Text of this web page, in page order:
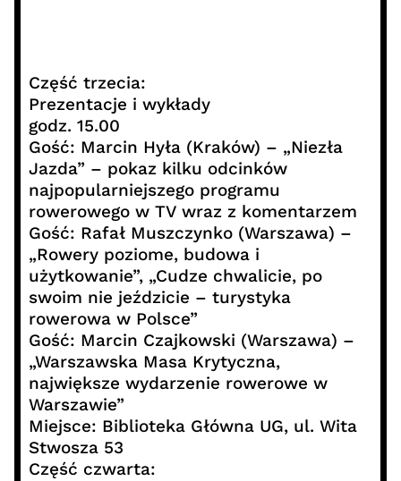
Część trzecia:
Prezentacje i wykłady
godz. 15.00
Gość: Marcin Hyła (Kraków) – „Niezła
Jazda” – pokaz kilku odcinków
najpopularniejszego programu
rowerowego w TV wraz z komentarzem
Gość: Rafał Muszczynko (Warszawa) –
„Rowery poziome, budowa i
użytkowanie”, „Cudze chwalicie, po
swoim nie jeździcie – turystyka
rowerowa w Polsce”
Gość: Marcin Czajkowski (Warszawa) –
„Warszawska Masa Krytyczna,
największe wydarzenie rowerowe w
Warszawie”
Miejsce: Biblioteka Główna UG, ul. Wita
Stwosza 53
Część czwarta: